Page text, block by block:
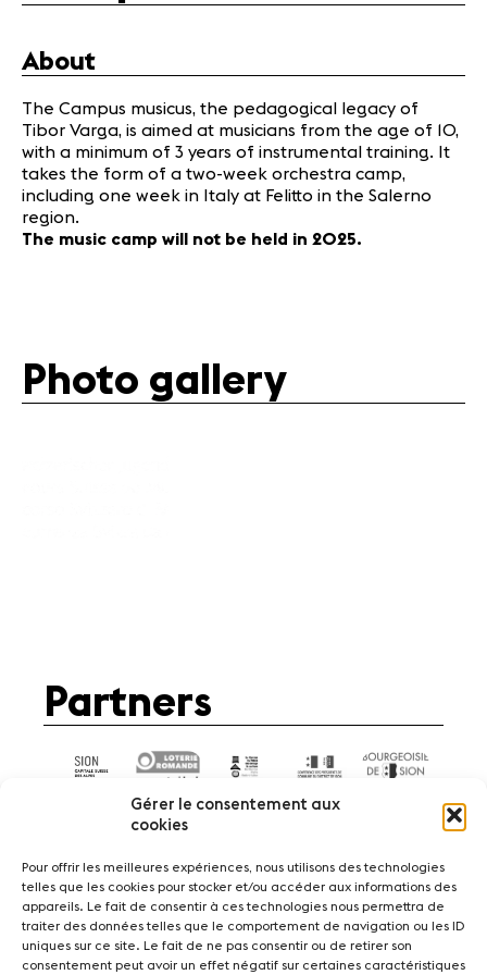
Gérer le consentement aux
cookies
Pour offrir les meilleures expériences, nous utilisons des technologies
telles que les cookies pour stocker et/ou accéder aux informations des
appareils. Le fait de consentir à ces technologies nous permettra de
traiter des données telles que le comportement de navigation ou les ID
uniques sur ce site. Le fait de ne pas consentir ou de retirer son
consentement peut avoir un effet négatif sur certaines caractéristiques
Concerts
Volunteers
Media
Jobs
About
The Campus musicus, the pedagogical legacy of
Tibor Varga, is aimed at musicians from the age of 10,
with a minimum of 3 years of instrumental training. It
takes the form of a two-week orchestra camp,
including one week in Italy at Felitto in the Salerno
region.
The music camp will not be held in 2025.
Photo gallery
Partners
NewsConcertsVolunteers